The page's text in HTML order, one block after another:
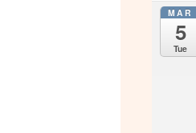
MAR
5
Tue